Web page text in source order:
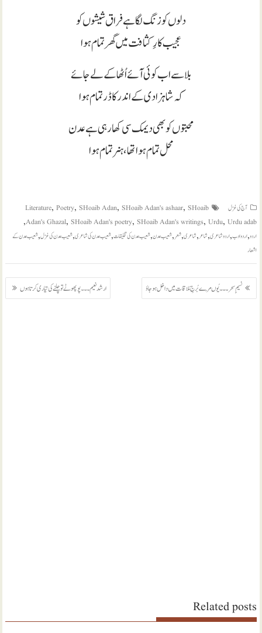
دلوں کو زنگ لگا ہے فراق شیشوں کو
عجیب کارِ کثافت میں گھر تمام ہوا
بلا سے اب کوئی آئے اُٹھا کے لے جائے
کہ شاہزادی کے اندر کا ڈر تمام ہوا
محبتوں کو بھی دیمک سی کھا رہی ہے عدن
محل تمام ہوا تھا ، ہنر تمام ہوا
آج کی غزل Literature, Poetry, SHoaib Adan, SHoaib Adan's ashaar, SHoaib
Adan's Ghazal, SHoaib Adan's poetry, SHoaib Adan's writings, Urdu, Urdu adab
,
اردو,اردو ادب,اردو شاعری,شاعر,شاعری,شعر,شعیب عدن,شعیب عدن کی تخلیقات,شعیب عدن کی شاعری,شعیب عدن کی غزل,شعیب عدن کے
اشعار
پوسٹوں
کی
نسیمِ سحر ۔۔۔ یُوں مِرے بُرجِ مُلاقات میں داخل ہو جاؤ ارشد نعیم ۔۔۔ پو پھوٹے تو چلنے کی تیاری کرتا ہوں
Related posts